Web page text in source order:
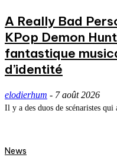
A Really Bad
KPop Demon
fantastique
d’identité
elodierhum - 7 août 2026
Il y a des duos de scénaristes qui
News